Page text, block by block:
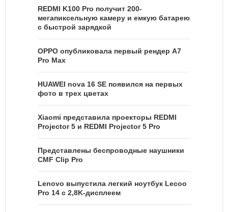
REDMI K100 Pro получит 200-
мегапиксельную камеру и емкую батарею
с быстрой зарядкой
OPPO опубликовала первый рендер A7
Pro Max
HUAWEI nova 16 SE появился на первых
фото в трех цветах
Xiaomi представила проекторы REDMI
Projector 5 и REDMI Projector 5 Pro
Представлены беспроводные наушники
CMF Clip Pro
Lenovo выпустила легкий ноутбук Lecoo
Pro 14 с 2,8K-дисплеем